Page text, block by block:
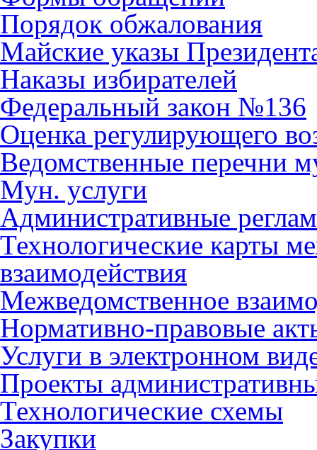
Порядок обжалования
Майские указы
Наказы избирателей
Федеральный закон №136
Оценка регулирующего
Ведомственные перечни
Мун. услуги
Административные
Технологические карты
взаимодействия
Межведомственное
Нормативно-правовые
Услуги в электронном
Проекты
Технологические схемы
Закупки